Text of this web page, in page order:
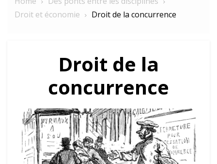
Droit et économie
Droit de la concurrence
Droit de la
concurrence